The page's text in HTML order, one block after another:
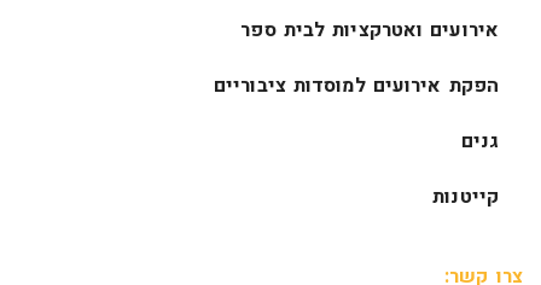
אירועים ואטרקציות לבית ספר
הפקת אירועים למוסדות ציבוריים
גנים
קייטנות
צרו קשר: